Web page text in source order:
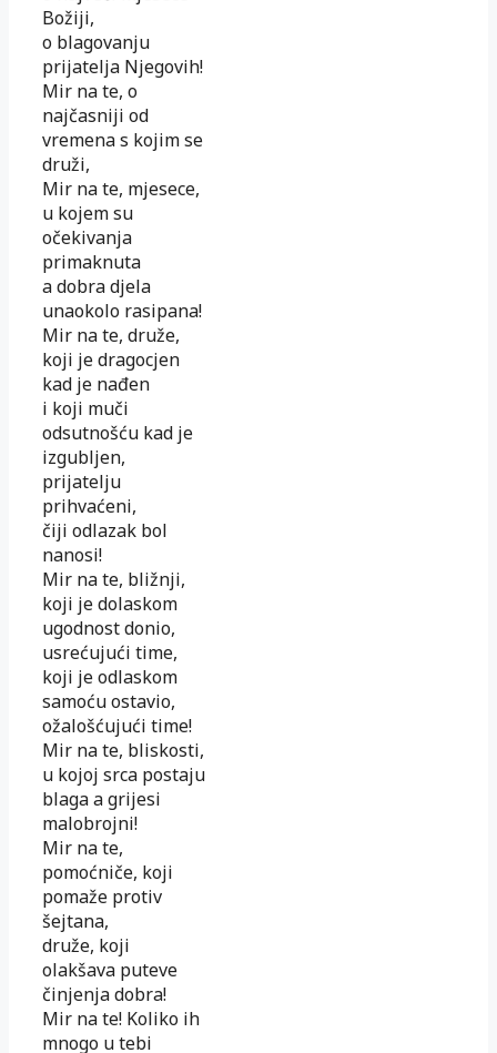
Božiji,
o blagovanju
prijatelja Njegovih!
Mir na te, o
najčasniji od
vremena s kojim se
druži,
Mir na te, mjesece,
u kojem su
očekivanja
primaknuta
a dobra djela
unaokolo rasipana!
Mir na te, druže,
koji je dragocjen
kad je nađen
i koji muči
odsutnošću kad je
izgubljen,
prijatelju
prihvaćeni,
čiji odlazak bol
nanosi!
Mir na te, bližnji,
koji je dolaskom
ugodnost donio,
usrećujući time,
koji je odlaskom
samoću ostavio,
ožalošćujući time!
Mir na te, bliskosti,
u kojoj srca postaju
blaga a grijesi
malobrojni!
Mir na te,
pomoćniče, koji
pomaže protiv
šejtana,
druže, koji
olakšava puteve
činjenja dobra!
Mir na te! Koliko ih
mnogo u tebi